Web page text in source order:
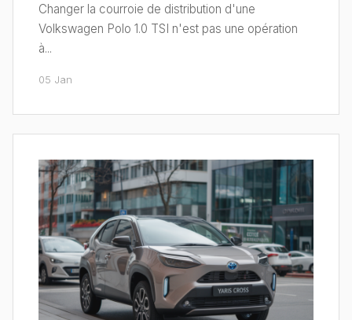
Changer la courroie de distribution d'une
Volkswagen Polo 1.0 TSI n'est pas une opération
à...
05 Jan